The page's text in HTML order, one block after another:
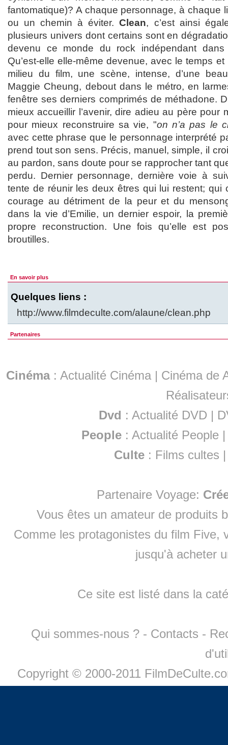
fantomatique)? A chaque personnage, à chaque
ou un chemin à éviter.Clean, c’est ainsi
plusieurs univers dont certains sont en
devenu ce monde du rock indépendant
Qu’est-elle elle-même devenue, avec le temps
milieu du film, une scène, intense, d’une
Maggie Cheung, debout dans le métro, en
fenêtre ses derniers comprimés de méthadone.
mieux accueillir l’avenir, dire adieu au père pour
pour mieux reconstruire sa vie, "on n’a pas le
avec cette phrase que le personnage interprété
prend tout son sens. Précis, manuel, simple, il
au pardon, sans doute pour se rapprocher tant
perdu. Dernier personnage, dernière voie à
tente de réunir les deux êtres qui lui restent; qui
courage au détriment de la peur et du
dans la vie d’Emilie, un dernier espoir, la
propre reconstruction. Une fois qu’elle est
broutilles.
En savoir plus
Quelques liens :
http://www.filmdeculte.com/alaune/clean.php
Partenaires
Cinéma: Actualité Cinéma | Cinéma de
Dvd : Actualité DVD |
People :Actualité People
Culte : Films cultes
Partenaire Voyage:
Vous êtes un amateur de produits
Comme les protagonistes du film Five,
jusqu'à acheter
Ce site est listé dans la
Qui sommes-nous ? - Contacts -
Copyright © 2000-2011